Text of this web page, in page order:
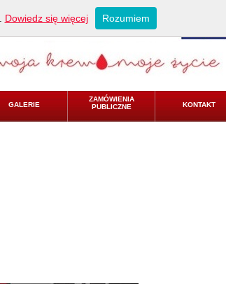
GALERIE
ZAMÓWIENIA
PUBLICZNE
KONTAKT
Dowiedz się więcej Rozumiem